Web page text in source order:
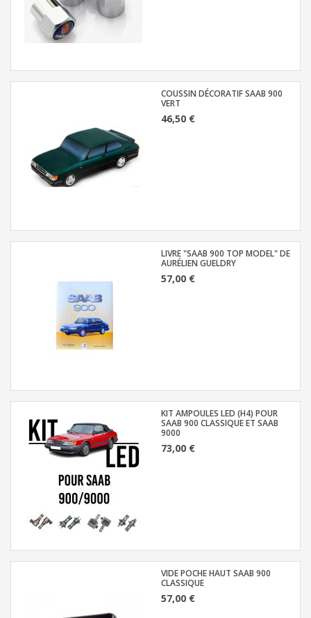
COUSSIN DÉCORATIF SAAB 900
VERT
46,50 €
LIVRE "SAAB 900 TOP MODEL" DE
AURÉLIEN GUELDRY
57,00 €
KIT AMPOULES LED (H4) POUR
SAAB 900 CLASSIQUE ET SAAB
9000
73,00 €
VIDE POCHE HAUT SAAB 900
CLASSIQUE
57,00 €